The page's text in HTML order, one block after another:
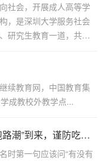
社会，开展成人高等学
，是深圳大学服务社会
研究生教育一道，共同
续教育网，中国教育集
成教校外教学点...
潮”到来，谨防吃
时第一句应该问“有没有